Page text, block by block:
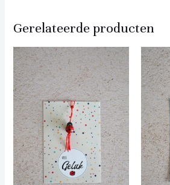
Gerelateerde producten